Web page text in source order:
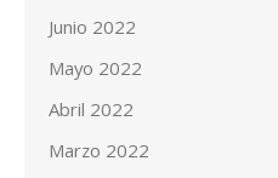
Junio 2022
Mayo 2022
Abril 2022
Marzo 2022